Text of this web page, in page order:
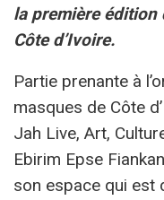
la première édition
Côte d’Ivoire.
Partie prenante à
masques de Côte
Jah Live, Art,
Ebirim Epse
son espace qui est